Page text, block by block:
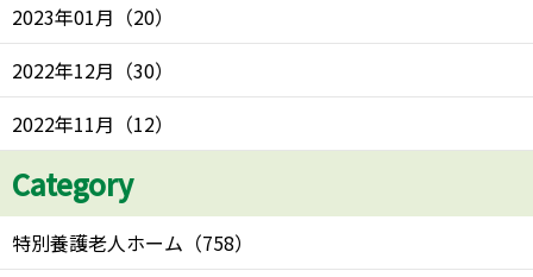
2023年01月 （20）
2022年12月 （30）
2022年11月 （12）
Category
特別養護老人ホーム （758）